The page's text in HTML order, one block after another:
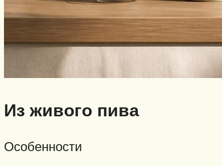
Из живого пива
Особенности